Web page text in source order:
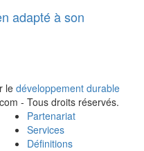
adapté à son
le développement durable
- Tous droits réservés.
Partenariat
Services
Définitions